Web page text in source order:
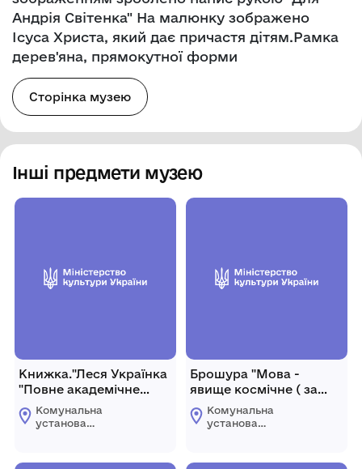
Андрія Світенка" На малюнку зображено
Ісуса Христа, який дає причастя дітям.Рамка
дерев'яна, прямокутної форми
Сторінка музею
Інші предмети музею
Книжка."Леся Українка
"Повне академічне
зібрання творів.
Комунальна
установа
краєзнавчий музей»
Брошура "Мова -
явище космічне ( за
матеріалами круглого
столу)
Комунальна
установа
краєзнавчий музей»